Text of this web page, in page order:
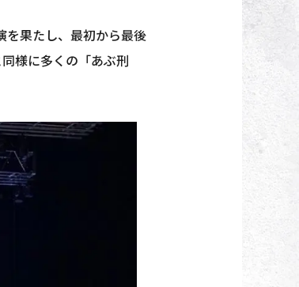
を果たし、最初から最後
様に多くの「あぶ刑